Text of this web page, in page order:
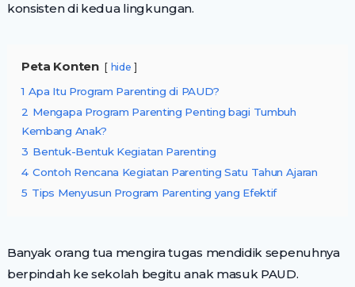
konsisten di kedua lingkungan.
Peta Konten hide
1 Apa Itu Program Parenting di PAUD?
2 Mengapa Program Parenting Penting bagi Tumbuh
Kembang Anak?
3 Bentuk-Bentuk Kegiatan Parenting
4 Contoh Rencana Kegiatan Parenting Satu Tahun Ajaran
5 Tips Menyusun Program Parenting yang Efektif
Banyak orang tua mengira tugas mendidik sepenuhnya
berpindah ke sekolah begitu anak masuk PAUD.